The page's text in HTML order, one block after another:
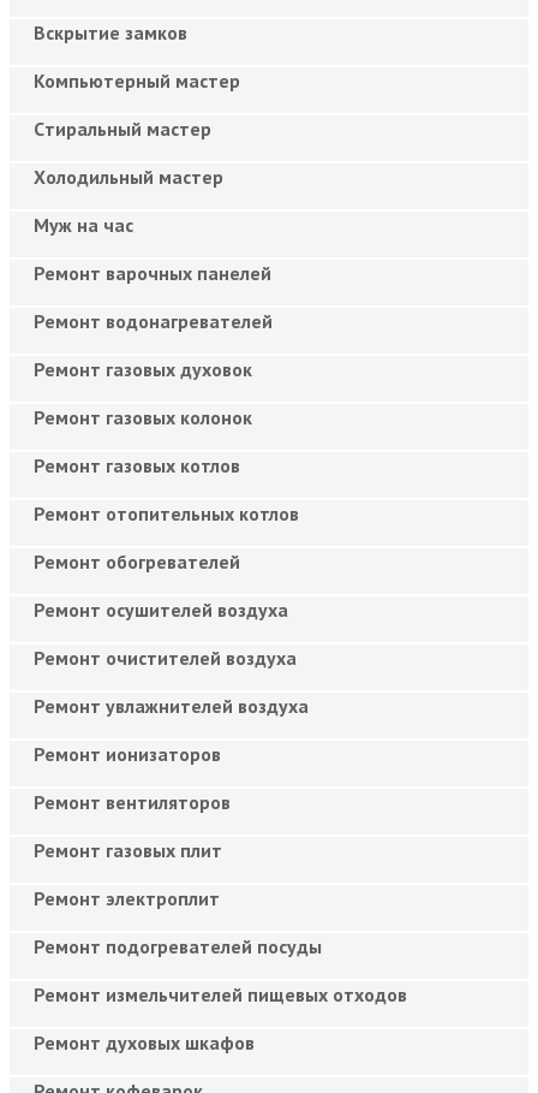
Вскрытие замков
Компьютерный мастер
Cтиральный мастер
Холодильный мастер
Муж на час
Ремонт варочных панелей
Ремонт водонагревателей
Ремонт газовых духовок
Ремонт газовых колонок
Ремонт газовых котлов
Ремонт отопительных котлов
Ремонт обогревателей
Ремонт осушителей воздуха
Ремонт очистителей воздуха
Ремонт увлажнителей воздуха
Ремонт ионизаторов
Ремонт вентиляторов
Ремонт газовых плит
Ремонт электроплит
Ремонт подогревателей посуды
Ремонт измельчителей пищевых отходов
Ремонт духовых шкафов